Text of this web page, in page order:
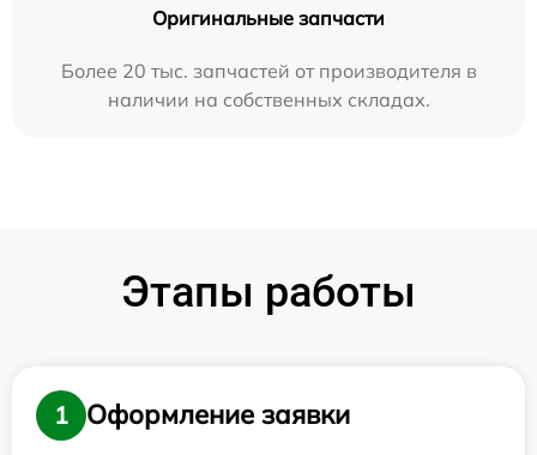
Оригинальные запчасти
Более 20 тыс. запчастей от производителя в
наличии на собственных складах.
Этапы работы
1
Оформление заявки